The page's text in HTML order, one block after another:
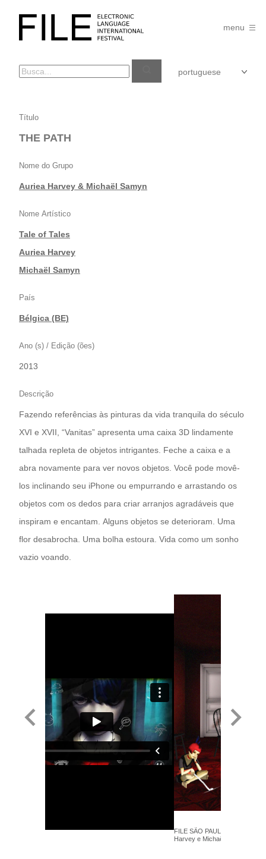
FILE
FESTIVAL
menu
THE
PATH
Título
THE PATH
Nome do Grupo
Auriea Harvey & Michaël Samyn
Nome Artístico
Tale of Tales
|Auriea Harvey
|Michaël Samyn
País
Bélgica (BE)
Ano (s) / Edição (ões)
2013
Descrição
Fazendo referências às pinturas da vida tranquila do século
XVI e XVII, “Vanitas” apresenta uma caixa 3D lindamente
talhada repleta de objetos intrigantes. Feche a caixa e a
abra novamente para ver novos objetos. Você pode movê-
los inclinando seu iPhone ou empurrando e arrastando os
objetos com os dedos para criar arranjos agradáveis que
inspiram e encantam. Alguns objetos se deterioram. Uma
flor desabrocha. Uma bolha estoura. Vida como um sonho
vazio voando.
FILE SÃO PAULO 2013 - Tale
Harvey e Michaël Samyn - The